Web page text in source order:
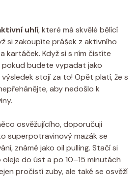
uhlí, které má skvělé bělící
si zakoupíte prášek z aktivního
kartáček. Když si s ním čistíte
pokud budete vypadat jako
stojí za to! Opět platí, že s
aby nedošlo k
osvěžujícího, doporučuji
superpotravinový mazák se
známé jako oil pulling. Stačí si
do úst a po 10–15 minutách
pročistí zuby, ale také se osvěží